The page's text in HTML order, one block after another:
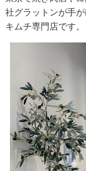
社グラットンが手
キムチ専門店です。